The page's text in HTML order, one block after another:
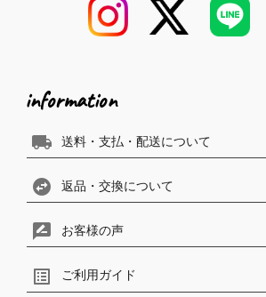
information
local_shipping 送料・支払・配送について
swap_horizontal_circle 返品・交換について
rate_review お客様の声
list_alt ご利用ガイド